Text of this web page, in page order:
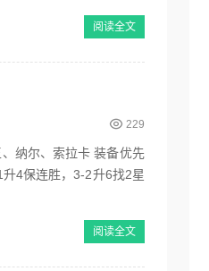
阅读全文
229
阅读全文